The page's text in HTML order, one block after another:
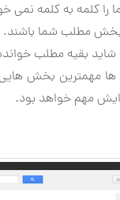
كلمه به كلمه نمی
بخش مطلب شما
ها مهمترین بخش
مهم خواهد بود.